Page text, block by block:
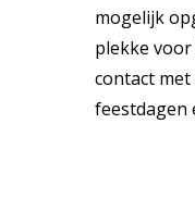
mogelijk
plekke
contact
feestdagen